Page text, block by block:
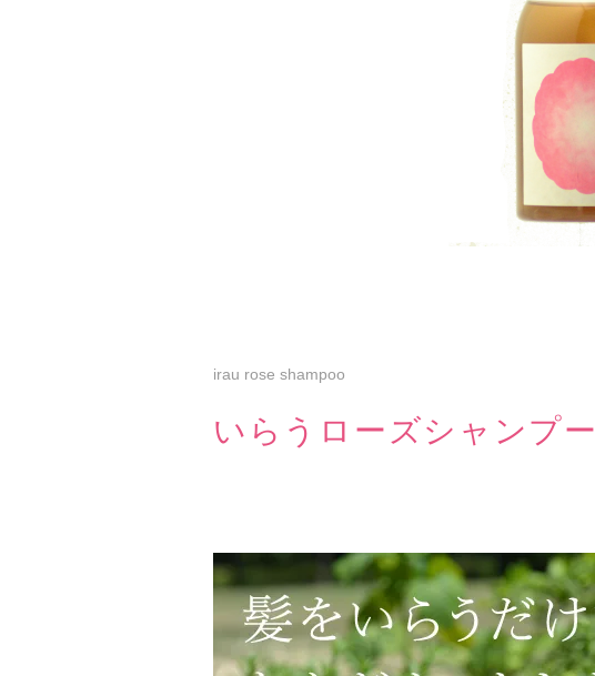
irau rose shampoo
いらうローズシャンプー